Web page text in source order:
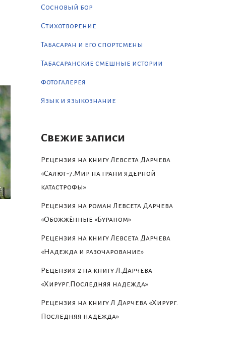
Сосновый бор
Стихотворение
Табасаран и его спортсмены
Табасаранские смешные истории
фотогалерея
Язык и языкознание
Свежие записи
Рецензия на книгу Левсета Дарчева
«Салют-7.Мир на грани ядерной
катастрофы»
Рецензия на роман Левсета Дарчева
«Обожжённые «Бураном»
Рецензия на книгу Левсета Дарчева
«Надежда и разочарование»
Рецензия 2 на книгу Л.Дарчева
«Хирург.Последняя надежда»
Рецензия на книгу Л Дарчева «Хирург.
Последняя надежда»